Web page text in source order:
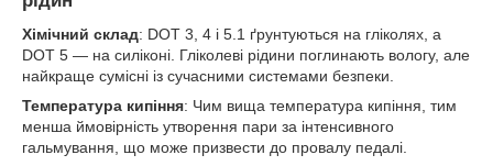
Хімічний склад: DOT 3, 4 і 5.1 ґрунтуються на гліколях, а
DOT 5 — на силіконі. Гліколеві рідини поглинають вологу, але
найкраще сумісні із сучасними системами безпеки.
Температура кипіння: Чим вища температура кипіння, тим
менша ймовірність утворення пари за інтенсивного
гальмування, що може призвести до провалу педалі.